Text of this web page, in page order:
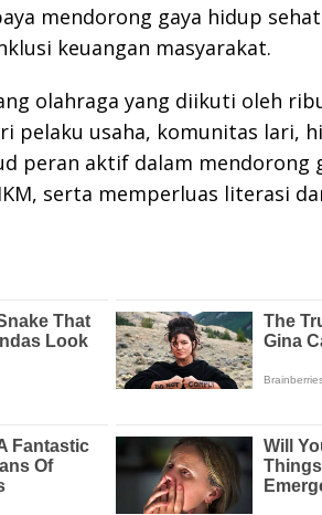
mendorong gaya hidup
keuangan masyarakat.
olahraga yang diikuti oleh
pelaku usaha, komunitas lari,
peran aktif dalam mendorong
serta memperluas literasi